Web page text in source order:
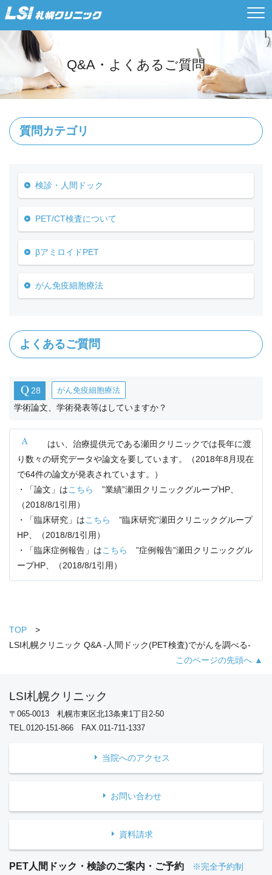
Q&A・よくあるご質問
質問カテゴリ
検診・人間ドック
PET/CT検査について
βアミロイドPET
がん免疫細胞療法
よくあるご質問
28 がん免疫細胞療法
学術論文、学術発表等はしていますか？
はい、治療提供元である瀬田クリニックでは長年に渡
り数々の研究データや論文を要しています。（2018年8月現在
で64件の論文が発表されています。）
・「論文」はこちら
”業績”瀬田クリニックグループHP、
（2018/8/1引用）
・「臨床研究」はこちら
”臨床研究”瀬田クリニックグループ
HP、（2018/8/1引用）
・「臨床症例報告」はこちら
”症例報告”瀬田クリニックグル
ープHP、（2018/8/1引用）
TOP
LSI札幌クリニック Q&A -人間ドック(PET検査)でがんを調べる-
このページの先頭へ ▲
LSI札幌クリニック
〒065-0013 札幌市東区北13条東1丁目2-50
TEL.0120-151-866 FAX.011-711-1337
当院へのアクセス
お問い合わせ
資料請求
PET人間ドック・検診のご案内・ご予約 ※完全予約制